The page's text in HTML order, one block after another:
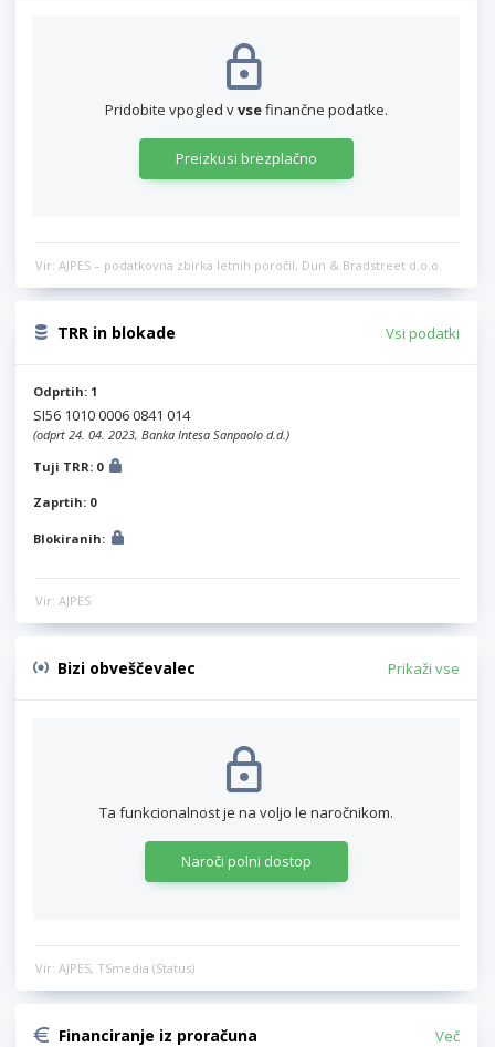
Pridobite vpogled vvsefinančne podatke.
Preizkusi brezplačno
Vir: AJPES – podatkovna zbirka letnih poročil, Dun & Bradstreet d.o.o.
TRR in blokade Vsi podatki
Odprtih: 1
SI56 1010 0006 0841 014
(odprt 24. 04. 2023, Banka Intesa Sanpaolo d.d.)
Tuji TRR: 0
Zaprtih: 0
Blokiranih:
Vir: AJPES
Bizi obveščevalec Prikaži vse
Ta funkcionalnost je na voljo le naročnikom.
Naroči polni dostop
Vir: AJPES, TSmedia (Status)
Financiranje iz proračuna Več